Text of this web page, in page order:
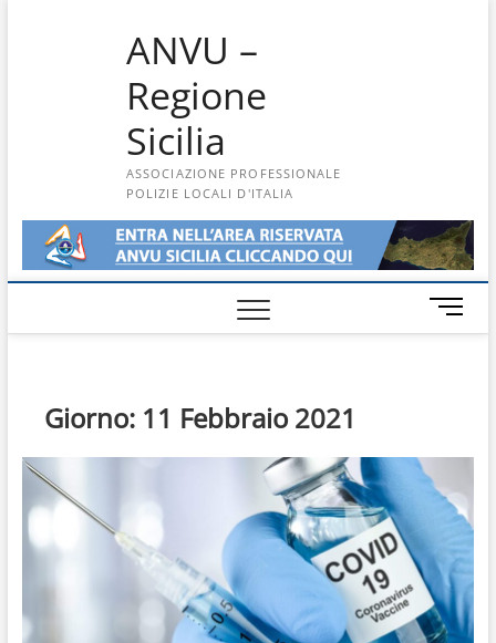
ANVU –
Regione
Sicilia
ASSOCIAZIONE PROFESSIONALE
POLIZIE LOCALI D'ITALIA
M
e
o
Giorno: 11 Febbraio 2021